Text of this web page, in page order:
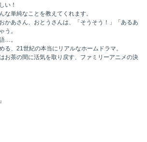
い！
な単純なことを教えてくれます。
かあさん、おとうさんは、「そうそう！」「あるあ
う。
…。
る、21世紀の本当にリアルなホームドラマ。
お茶の間に活気を取り戻す、ファミリーアニメの決